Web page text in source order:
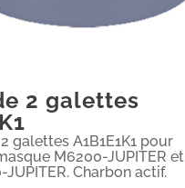
2 galettes
galettes A1B1E1K1 pour
M6200-JUPITER et
JUPITER. Charbon actif.